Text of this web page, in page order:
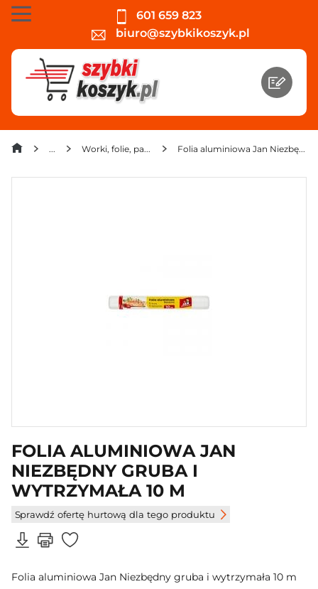
601 659 823
biuro@szybkikoszyk.pl
Worki, folie, papiery śniadaniowe Folia aluminiowa Jan Niezbędny gruba i wytrzymała 10 m
FOLIA ALUMINIOWA JAN
NIEZBĘDNY GRUBA I
WYTRZYMAŁA 10 M
Sprawdź ofertę hurtową dla tego produktu
Folia aluminiowa Jan Niezbędny gruba i wytrzymała 10 m